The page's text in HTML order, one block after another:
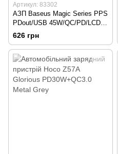
Артикул: 83302
АЗП Baseus Magic Series PPS
PDout/USB 45W/QC/PD/LCD
Black CCMLC20C-01
626 грн